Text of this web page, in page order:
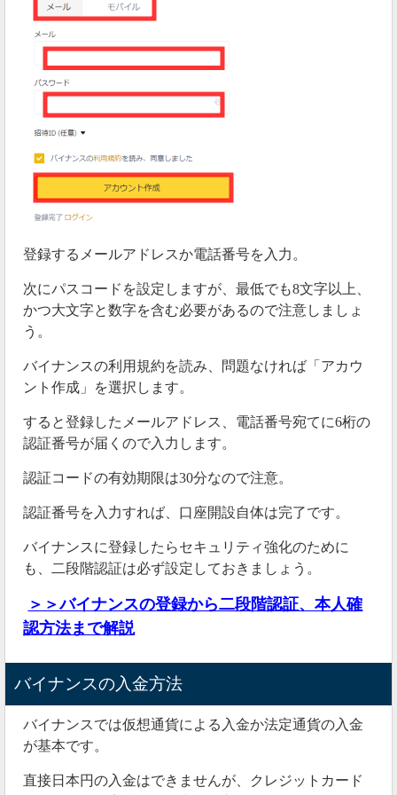
登録するメールアドレスか電話番号を入力。
次にパスコードを設定しますが、最低でも8文字以上、
かつ大文字と数字を含む必要があるので注意しましょ
う。
バイナンスの利用規約を読み、問題なければ「アカウ
ント作成」を選択します。
すると登録したメールアドレス、電話番号宛てに6桁の
認証番号が届くので入力します。
認証コードの有効期限は30分なので注意。
認証番号を入力すれば、口座開設自体は完了です。
バイナンスに登録したらセキュリティ強化のために
も、二段階認証は必ず設定しておきましょう。
＞＞バイナンスの登録から二段階認証、本人確
認方法まで解説
バイナンスの入金方法
バイナンスでは仮想通貨による入金か法定通貨の入金
が基本です。
直接日本円の入金はできませんが、クレジットカード